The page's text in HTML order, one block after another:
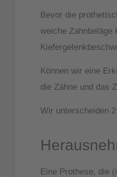
Bevor die
weiche Zahnbeläge
Können wir eine
die Zähne und das
Wir unterscheiden
Eine Prothese, die